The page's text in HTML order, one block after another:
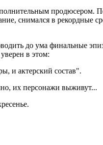
продюсером.
снимался в рекордные
до ума финальные
в этом:
и актерский состав".
их персонажи выживут...